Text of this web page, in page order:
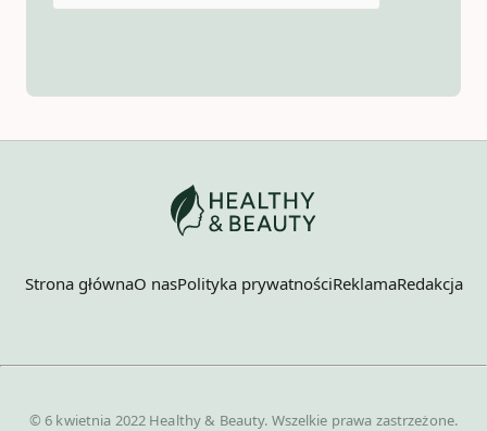
Strona głównaO nasPolityka prywatnościReklamaRedakcja
© 6 kwietnia 2022 Healthy & Beauty. Wszelkie prawa zastrzeżone.